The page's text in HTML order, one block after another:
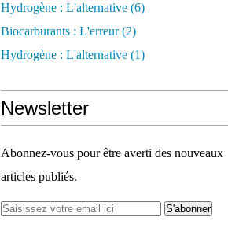
Hydrogène : L'alternative (6)
Biocarburants : L'erreur(2)
Hydrogène : L'alternative (1)
Newsletter
Abonnez-vous pour être averti des nouveaux
articles publiés.